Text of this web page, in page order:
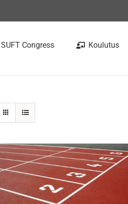
SUFT Congress Koulutus